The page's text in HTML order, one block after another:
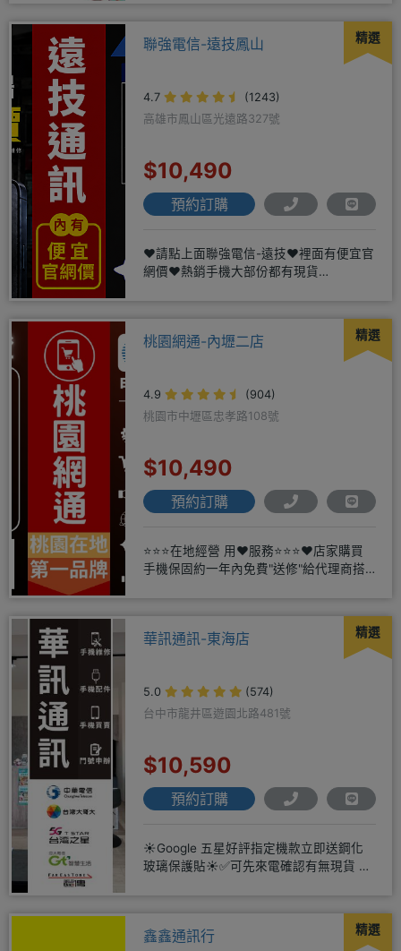
精選
聯強電信-遠技鳳山
4.7
(1243)
高雄市鳳山區光遠路327號
$10,490
預約訂購
❤️請點上面聯強電信-遠技❤️裡面有便宜官
網價❤️熱銷手機大部份都有現貨
精選
桃園網通-內壢二店
4.9
(904)
桃園市中壢區忠孝路108號
$10,490
預約訂購
⭐⭐⭐在地經營 用❤️服務⭐⭐⭐❤️店家購買
手機保固約一年內免費"送修"給代理商搭
精選
華訊通訊-東海店
5.0
(574)
台中市龍井區遊園北路481號
$10,590
預約訂購
☀️Google 五星好評指定機款立即送鋼化
玻璃保護貼☀️✅可先來電確認有無現貨 ☎️
精選
鑫鑫通訊行